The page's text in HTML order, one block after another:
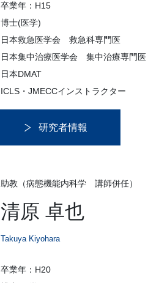
卒業年：H15
博士(医学)
日本救急医学会 救急科専門医
日本集中治療医学会 集中治療専門医
日本DMAT
ICLS・JMECCインストラクター
研究者情報
助教（病態機能内科学 講師併任）
清原 卓也
Takuya Kiyohara
卒業年：H20